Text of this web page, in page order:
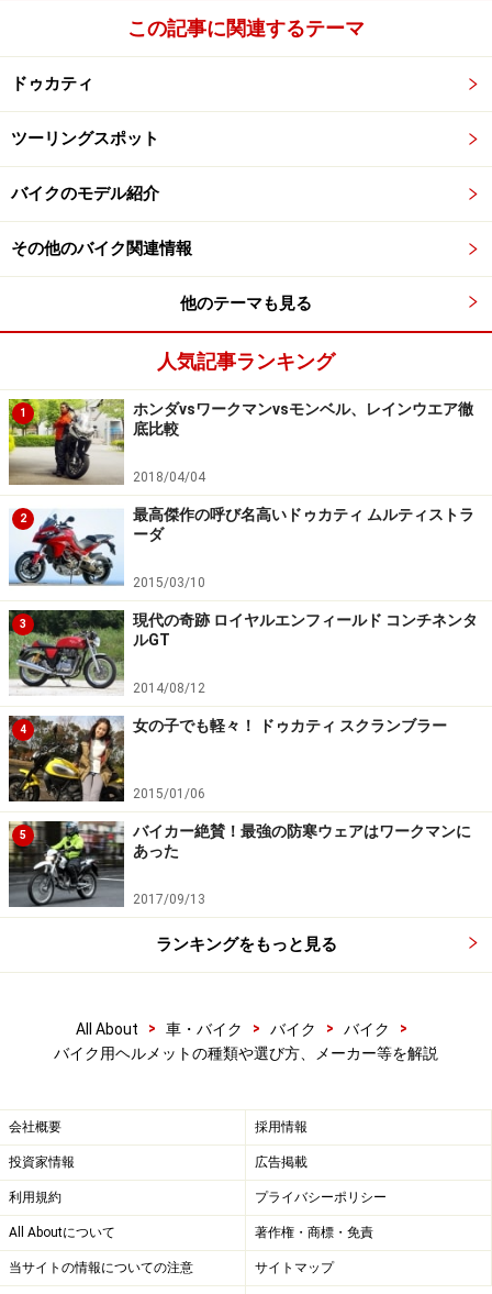
です。SG規格を取得しているヘルメットの欠
陥が原因で人身事故が起こった場合は賠償が行われま
SGはセットで取得されており同じステッカーに印刷され
ています。
SGには125cc以下と125cc以上の二つの規格があり
125cc以下用のヘルメットには125cc以下用というステ
SHOEIのフルフェイスヘルメットZ-7は内装をとったところ
にJISのシールが貼られていた
■任意規格である「JIS規格」
また任意の規格としてJIS規格があります。JISは任意で
すのでJIS規格を取得していなければ販売してはいけない
ということではありません。
しかし規格に関してはそれぞれ安全基準やテスト方法な
どが異なるため、任意の規格を取得しているヘルメット
はSG、PSC規格のみ取得しているヘルメットよりも安全
性が高いと言えます。
バイク用ヘルメットの種類や主要メーカー
を知ろう
バイク用のヘルメットは大きく分けるとフルフェイスヘ
ルメット、システムヘルメット、ジェットヘルメット
（オープンフェイスヘルメット）、オフロードヘルメッ
細かい説明は後ほどしますがハーフヘルメットは構造上
イクで使用するのはオススメできません。
■日本を代表するヘルメットのメーカーを紹介
SHOEI本社に伺った際にロビーで撮影
この記事に関連するテーマ
ドゥカティ
ツーリングスポット
バイクのモデル紹介
その他のバイク関連情報
他のテーマも見る
人気記事ランキング
1
ホンダvsワークマンvsモンベル、レインウエア徹
底比較
2018/04/04
2
最高傑作の呼び名高いドゥカティ ムルティストラ
ーダ
2015/03/10
3
現代の奇跡 ロイヤルエンフィールド コンチネンタ
ルGT
2014/08/12
4 女の子でも軽々！ ドゥカティ スクランブラー
2015/01/06
5
バイカー絶賛！最強の防寒ウェアはワークマンに
あった
2017/09/13
ランキングをもっと見る
All About > 車・バイク > バイク > バイク
>
バイク用ヘルメットの種類や選び方、メーカー等を解説
会社概要 採用情報
投資家情報 広告掲載
利用規約 プライバシーポリシー
All Aboutについて 著作権・商標・免責
当サイトの情報についての注意 サイトマップ